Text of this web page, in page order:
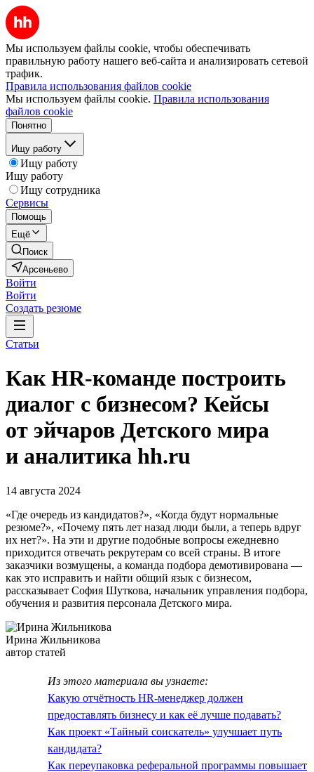
Мы используем файлы cookie, чтобы обеспечивать
правильную работу нашего веб-сайта и анализировать сетевой
трафик.
Правила использования файлов cookie
Мы используем файлы cookie. Правила использования
файлов cookie
Понятно
Ищу работу
Ищу работу
Ищу работу
Ищу сотрудника
Сервисы
Помощь
Ещё
Поиск
Арсеньево
Войти
Войти
Создать резюме
Статьи
Как HR-команде построить
диалог с бизнесом? Кейсы
от эйчаров Детского мира
и аналитика hh.ru
14 августа 2024
«Где очередь из кандидатов?», «Когда будут нормальные
резюме?», «Почему пять лет назад люди были, а теперь вдруг
их нет?». На эти и другие подобные вопросы ежедневно
приходится отвечать рекрутерам со всей страны. В итоге
заказчики возмущены, а команда подбора демотивирована —
как это исправить и найти общий язык с бизнесом,
рассказывает София Шуткова, начальник управления подбора,
обучения и развития персонала Детского мира.
Ирина Жильникова
автор статей
Из этого материала вы узнаете:
Какую отчётность HR-менеджер должен
предоставлять бизнесу и как её лучше подавать?
Как проект «Тайный соискатель» улучшает путь
кандидата?
Как переупаковка реферальной программы повышает